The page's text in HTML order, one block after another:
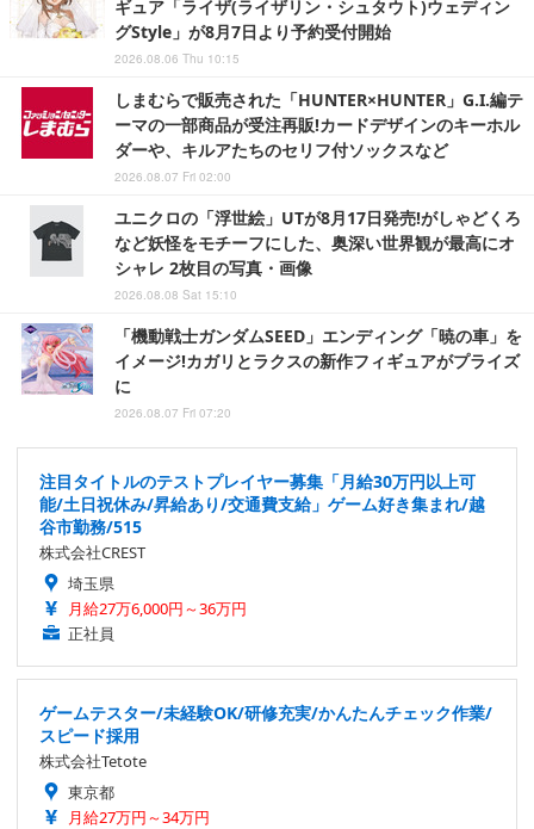
ギュア「ライザ(ライザリン・シュタウト)ウェディン
グStyle」が8月7日より予約受付開始
2026.08.06 Thu 10:15
しまむらで販売された「HUNTER×HUNTER」G.I.編テ
ーマの一部商品が受注再販!カードデザインのキーホル
ダーや、キルアたちのセリフ付ソックスなど
2026.08.07 Fri 02:00
ユニクロの「浮世絵」UTが8月17日発売!がしゃどくろ
など妖怪をモチーフにした、奥深い世界観が最高にオ
シャレ 2枚目の写真・画像
2026.08.08 Sat 15:10
「機動戦士ガンダムSEED」エンディング「暁の車」を
イメージ!カガリとラクスの新作フィギュアがプライズ
に
2026.08.07 Fri 07:20
注目タイトルのテストプレイヤー募集「月給30万円以上可
能/土日祝休み/昇給あり/交通費支給」ゲーム好き集まれ/越
谷市勤務/515
株式会社CREST
埼玉県
月給27万6,000円～36万円
正社員
ゲームテスター/未経験OK/研修充実/かんたんチェック作業/
スピード採用
株式会社Tetote
東京都
月給27万円～34万円